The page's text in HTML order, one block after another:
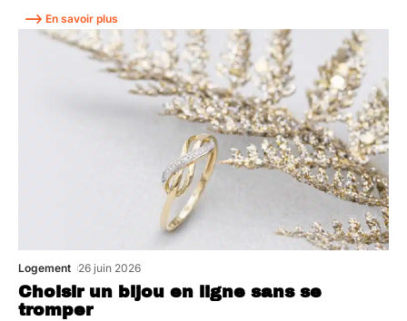
En savoir plus
Choisir un bijou en ligne sans se
tromper
Logement 26 juin 2026